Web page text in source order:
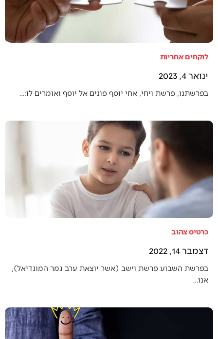
לוקחים אחריות
ינואר 4, 2023
בפרשתנו, פרשת ויחי, אחי יוסף פונים אל יוסף ואומרים לו:…
כרטיס צהוב
דצמבר 14, 2022
בפרשת השבוע פרשת וישב (אשר יוצאת ערב גמר המונדיאל),
אנו…